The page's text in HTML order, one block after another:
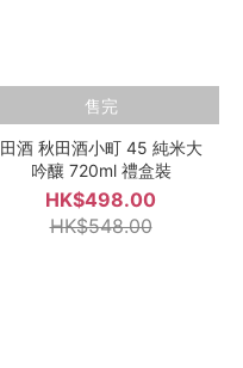
售完
田酒 秋田酒小町 45 純米大
吟釀 720ml 禮盒裝
HK$498.00
HK$548.00